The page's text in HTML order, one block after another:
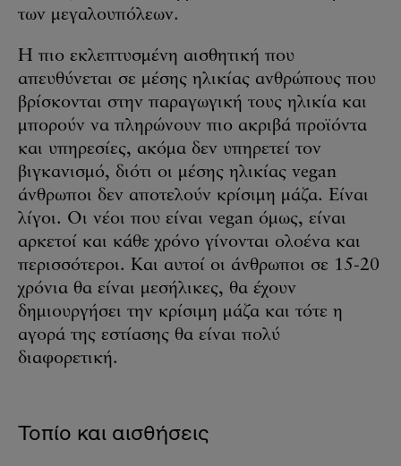
των μεγαλουπόλεων.
Η πιο εκλεπτυσμένη αισθητική που
απευθύνεται σε μέσης ηλικίας ανθρώπους που
βρίσκονται στην παραγωγική τους ηλικία και
μπορούν να πληρώνουν πιο ακριβά προϊόντα
και υπηρεσίες, ακόμα δεν υπηρετεί τον
βιγκανισμό, διότι οι μέσης ηλικίας vegan
άνθρωποι δεν αποτελούν κρίσιμη μάζα. Είναι
λίγοι. Οι νέοι που είναι vegan όμως, είναι
αρκετοί και κάθε χρόνο γίνονται ολοένα και
περισσότεροι. Και αυτοί οι άνθρωποι σε 15-20
χρόνια θα είναι μεσήλικες, θα έχουν
δημιουργήσει την κρίσιμη μάζα και τότε η
αγορά της εστίασης θα είναι πολύ
διαφορετική.
Τοπίο και αισθήσεις